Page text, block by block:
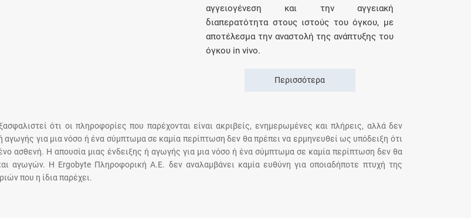
αγγειογένεση και την αγγειακή
διαπερατότητα στους ιστούς του όγκου, με
αποτέλεσμα την αναστολή της ανάπτυξης του
όγκου in vivo.
Περισσότερα
ότι οι πληροφορίες που παρέχονται είναι ακριβείς, ενημερωμένες και πλήρεις, αλλά δεν
αγωγής για μια νόσο ή ένα σύμπτωμα σε καμία περίπτωση δεν θα πρέπει να ερμηνευθεί ως υπόδειξη ότι
ασθενή. Η απουσία μιας ένδειξης ή αγωγής για μια νόσο ή ένα σύμπτωμα σε καμία περίπτωση δεν θα
αγωγών. Η Ergobyte Πληροφορική Α.Ε. δεν αναλαμβάνει καμία ευθύνη για οποιαδήποτε πτυχή της
που η ίδια παρέχει.